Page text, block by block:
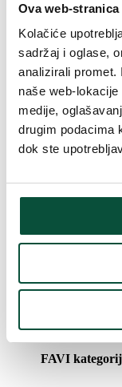
Ova web-
Kolačiće
sadržaj i oglase,
analizirali promet.
naše web-
medije,
drugim podacima
dok ste
Postotni udio 3D/
Broj dijelova
Vrsta
Postolje (uključeno
Težina
FAVI